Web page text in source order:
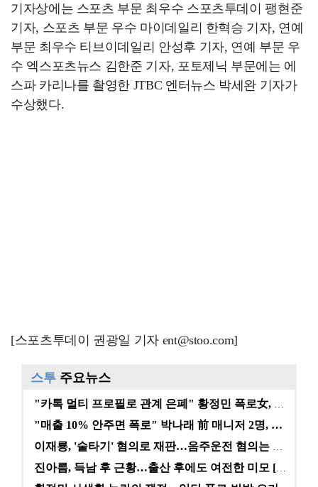
기자상에는 스포츠 부문 최우수 스포츠투데이 팽현준
기자, 스포츠 부문 우수 마이데일리 한혁승 기자, 연예
부문 최우수 티브이데일리 안성후 기자, 연예 부문 우
수 엑스포츠뉴스 김한준 기자, 포토제닉 부문에는 에
스파 카리나를 촬영한 JTBC 엔터뉴스 박세완 기자가
수상했다.
[스포츠투데이 권광일 기자 ent@stoo.com]
스투 주요뉴스
"매출 10% 안주면 폭로" 박나래 前 매니저 2명, …